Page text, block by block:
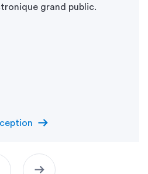
grand public.
arrow_right_alt
arrow_right_alt